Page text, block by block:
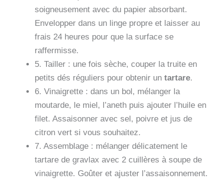
soigneusement avec du papier absorbant.
Envelopper dans un linge propre et laisser au
frais 24 heures pour que la surface se
raffermisse.
5. Tailler : une fois sèche, couper la truite en
petits dés réguliers pour obtenir un tartare.
6. Vinaigrette : dans un bol, mélanger la
moutarde, le miel, l’aneth puis ajouter l’huile en
filet. Assaisonner avec sel, poivre et jus de
citron vert si vous souhaitez.
7. Assemblage : mélanger délicatement le
tartare de gravlax avec 2 cuillères à soupe de
vinaigrette. Goûter et ajuster l’assaisonnement.